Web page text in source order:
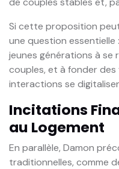
Si cette proposition
une question
jeunes générations à se
couples, et à fonder
interactions se
Incitations
au Logement
En parallèle, Damon
traditionnelles, comme